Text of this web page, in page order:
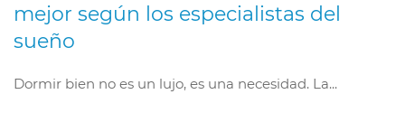
mejor según los especialistas del
sueño
Dormir bien no es un lujo, es una necesidad. La...